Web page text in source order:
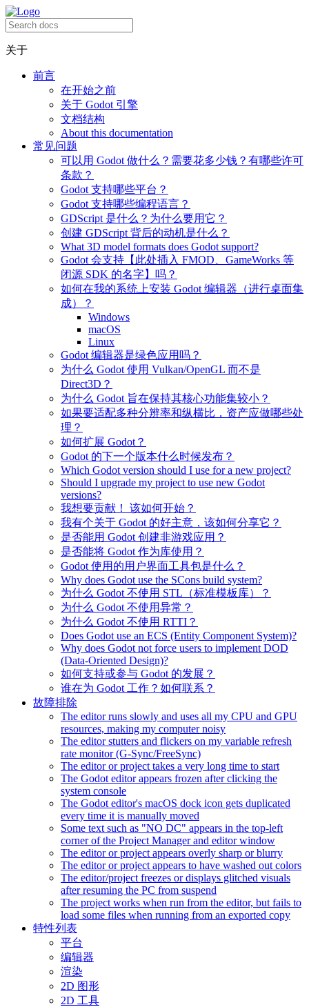
关于
前言
在开始之前
关于 Godot 引擎
文档结构
About this documentation
常见问题
可以用 Godot 做什么？需要花多少钱？有哪些许可
条款？
Godot 支持哪些平台？
Godot 支持哪些编程语言？
GDScript 是什么？为什么要用它？
创建 GDScript 背后的动机是什么？
What 3D model formats does Godot support?
Godot 会支持【此处插入 FMOD、GameWorks 等
闭源 SDK 的名字】吗？
如何在我的系统上安装 Godot 编辑器（进行桌面集
成）？
Windows
macOS
Linux
Godot 编辑器是绿色应用吗？
为什么 Godot 使用 Vulkan/OpenGL 而不是
Direct3D？
为什么 Godot 旨在保持其核心功能集较小？
如果要适配多种分辨率和纵横比，资产应做哪些处
理？
如何扩展 Godot？
Godot 的下一个版本什么时候发布？
Which Godot version should I use for a new project?
Should I upgrade my project to use new Godot
versions?
我想要贡献！ 该如何开始？
我有个关于 Godot 的好主意，该如何分享它？
是否能用 Godot 创建非游戏应用？
是否能将 Godot 作为库使用？
Godot 使用的用户界面工具包是什么？
Why does Godot use the SCons build system?
为什么 Godot 不使用 STL（标准模板库）？
为什么 Godot 不使用异常？
为什么 Godot 不使用 RTTI？
Does Godot use an ECS (Entity Component System)?
Why does Godot not force users to implement DOD
(Data-Oriented Design)?
如何支持或参与 Godot 的发展？
谁在为 Godot 工作？如何联系？
故障排除
The editor runs slowly and uses all my CPU and GPU
resources, making my computer noisy
The editor stutters and flickers on my variable refresh
rate monitor (G-Sync/FreeSync)
The editor or project takes a very long time to start
The Godot editor appears frozen after clicking the
system console
The Godot editor's macOS dock icon gets duplicated
every time it is manually moved
Some text such as "NO DC" appears in the top-left
corner of the Project Manager and editor window
The editor or project appears overly sharp or blurry
The editor or project appears to have washed out colors
The editor/project freezes or displays glitched visuals
after resuming the PC from suspend
The project works when run from the editor, but fails to
load some files when running from an exported copy
特性列表
平台
编辑器
渲染
2D 图形
2D 工具